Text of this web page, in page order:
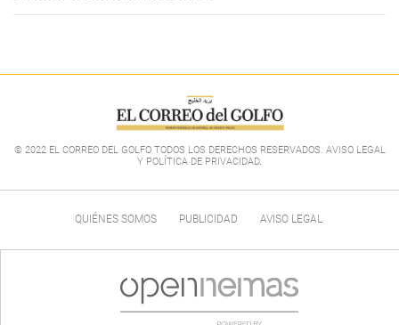
© 2022 EL CORREO DEL GOLFO TODOS LOS DERECHOS RESERVADOS. AVISO LEGAL
Y POLÍTICA DE PRIVACIDAD.
QUIÉNES SOMOS PUBLICIDAD AVISO LEGAL